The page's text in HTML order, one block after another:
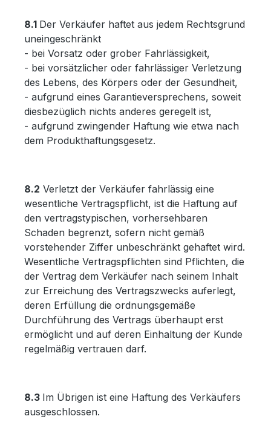
8.1 Der Verkäufer haftet aus jedem Rechtsgrund
uneingeschränkt
- bei Vorsatz oder grober Fahrlässigkeit,
- bei vorsätzlicher oder fahrlässiger Verletzung
des Lebens, des Körpers oder der Gesundheit,
- aufgrund eines Garantieversprechens, soweit
diesbezüglich nichts anderes geregelt ist,
- aufgrund zwingender Haftung wie etwa nach
dem Produkthaftungsgesetz.
8.2 Verletzt der Verkäufer fahrlässig eine
wesentliche Vertragspflicht, ist die Haftung auf
den vertragstypischen, vorhersehbaren
Schaden begrenzt, sofern nicht gemäß
vorstehender Ziffer unbeschränkt gehaftet wird.
Wesentliche Vertragspflichten sind Pflichten, die
der Vertrag dem Verkäufer nach seinem Inhalt
zur Erreichung des Vertragszwecks auferlegt,
deren Erfüllung die ordnungsgemäße
Durchführung des Vertrags überhaupt erst
ermöglicht und auf deren Einhaltung der Kunde
regelmäßig vertrauen darf.
8.3 Im Übrigen ist eine Haftung des Verkäufers
ausgeschlossen.